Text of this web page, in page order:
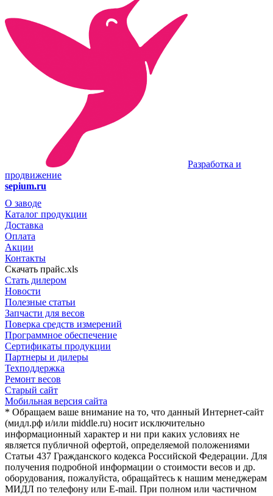
Разработка и
продвижение
sepium.ru
О заводе
Каталог продукции
Доставка
Оплата
Акции
Контакты
Скачать прайс.xls
Стать дилером
Новости
Полезные статьи
Запчасти для весов
Поверка средств измерений
Программное обеспечение
Сертификаты продукции
Партнеры и дилеры
Техподдержка
Ремонт весов
Старый сайт
Мобильная версия сайта
* Обращаем ваше внимание на то, что данный Интернет-сайт
(мидл.рф и/или middle.ru) носит исключительно
информационный характер и ни при каких условиях не
является публичной офертой, определяемой положениями
Статьи 437 Гражданского кодекса Российской Федерации. Для
получения подробной информации о стоимости весов и др.
оборудования, пожалуйста, обращайтесь к нашим менеджерам
МИДЛ по телефону или E-mail. При полном или частичном